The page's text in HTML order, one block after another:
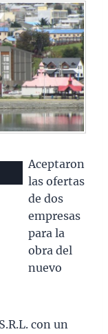
Aceptaron
las ofertas
de dos
empresas
para la
obra del
nuevo
con un